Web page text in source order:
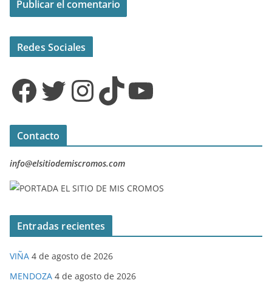
Redes Sociales
Facebook Twitter InstagramTikTok YouTube
Contacto
info@elsitiodemiscromos.com
Entradas recientes
VIÑA 4 de agosto de 2026
MENDOZA 4 de agosto de 2026